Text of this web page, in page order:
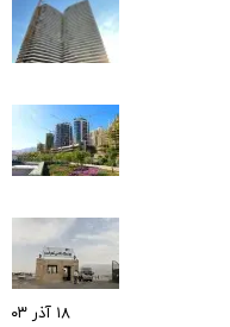
۱۸ آذر ۰۳